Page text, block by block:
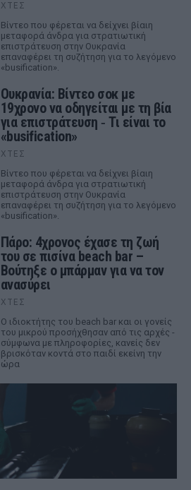
ΧΤΕΣ
Βίντεο που φέρεται να δείχνει βίαιη
μεταφορά άνδρα για στρατιωτική
επιστράτευση στην Ουκρανία
επαναφέρει τη συζήτηση για το λεγόμενο
«busification».
Ουκρανία: Βίντεο σοκ με
19χρονο να οδηγείται με τη βία
για επιστράτευση ‑ Τι είναι το
«busification»
ΧΤΕΣ
Βίντεο που φέρεται να δείχνει βίαιη
μεταφορά άνδρα για στρατιωτική
επιστράτευση στην Ουκρανία
επαναφέρει τη συζήτηση για το λεγόμενο
«busification».
Πάρο: 4χρονος έχασε τη ζωή
του σε πισίνα beach bar –
Βούτηξε ο μπάρμαν για να τον
ανασύρει
ΧΤΕΣ
Ο ιδιοκτήτης του beach bar και οι γονείς
του μικρού προσήχθησαν από τις αρχές -
σύμφωνα με πληροφορίες, κανείς δεν
βρισκόταν κοντά στο παιδί εκείνη την
ώρα